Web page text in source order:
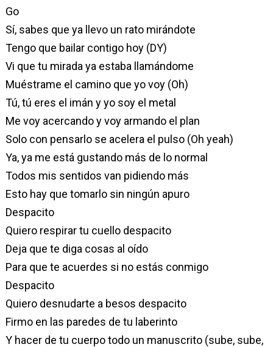
Go
Sí, sabes que ya llevo un rato mirándote
Tengo que bailar contigo hoy (DY)
Vi que tu mirada ya estaba llamándome
Muéstrame el camino que yo voy (Oh)
Tú, tú eres el imán y yo soy el metal
Me voy acercando y voy armando el plan
Solo con pensarlo se acelera el pulso (Oh yeah)
Ya, ya me está gustando más de lo normal
Todos mis sentidos van pidiendo más
Esto hay que tomarlo sin ningún apuro
Despacito
Quiero respirar tu cuello despacito
Deja que te diga cosas al oído
Para que te acuerdes si no estás conmigo
Despacito
Quiero desnudarte a besos despacito
Firmo en las paredes de tu laberinto
Y hacer de tu cuerpo todo un manuscrito (sube, sube,